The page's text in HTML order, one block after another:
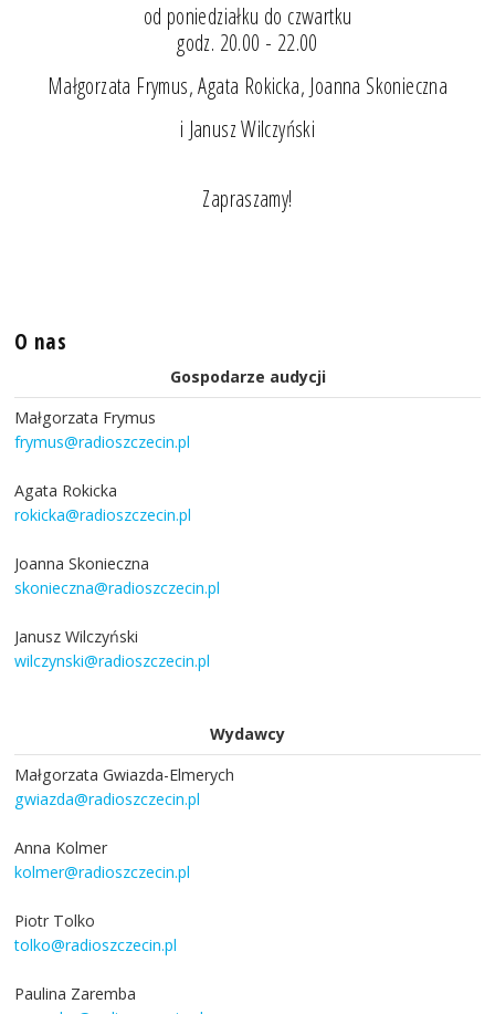
od poniedziałku do czwartku
godz. 20.00 - 22.00
Małgorzata Frymus, Agata Rokicka, Joanna Skonieczna
i Janusz Wilczyński
Zapraszamy!
O nas
Gospodarze audycji
Małgorzata Frymus
frymus@radioszczecin.pl
Agata Rokicka
rokicka@radioszczecin.pl
Joanna Skonieczna
skonieczna@radioszczecin.pl
Janusz Wilczyński
wilczynski@radioszczecin.pl
Wydawcy
Małgorzata Gwiazda-Elmerych
gwiazda@radioszczecin.pl
Anna Kolmer
kolmer@radioszczecin.pl
Piotr Tolko
tolko@radioszczecin.pl
Paulina Zaremba